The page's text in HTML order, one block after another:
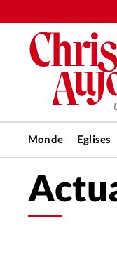
Monde Eglises
RUBRIQUES